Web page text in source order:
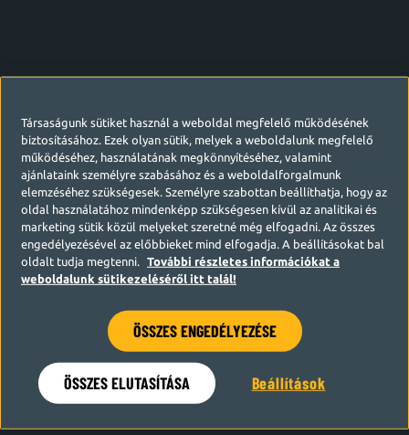
Hamarosan visszatérünk
Társaságunk sütiket használ a weboldal megfelelő működésének
biztosításához. Ezek olyan sütik, melyek a weboldalunk megfelelő
működéséhez, használatának megkönnyítéséhez, valamint
ajánlataink személyre szabásához és a weboldalforgalmunk
elemzéséhez szükségesek. Személyre szabottan beállíthatja, hogy az
oldal használatához mindenképp szükségesen kívül az analitikai és
marketing sütik közül melyeket szeretné még elfogadni. Az összes
engedélyezésével az előbbieket mind elfogadja. A beállításokat bal
oldalt tudja megtenni.
További részletes információkat a
weboldalunk sütikezeléséről itt talál!
ÖSSZES ENGEDÉLYEZÉSE
ÖSSZES ELUTASÍTÁSA Beállítások